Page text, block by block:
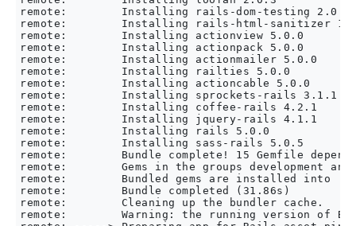
remote:        Installing rails-dom-testing 2.0.1
remote:        Installing rails-html-sanitizer
remote:        Installing actionview 5.0.0
remote:        Installing actionpack 5.0.0
remote:        Installing actionmailer 5.0.0
remote:        Installing railties 5.0.0
remote:        Installing actioncable 5.0.0
remote:        Installing sprockets-rails 3.1.1
remote:        Installing coffee-rails 4.2.1
remote:        Installing jquery-rails 4.1.1
remote:        Installing rails 5.0.0
remote:        Installing sass-rails 5.0.5
remote:        Bundle complete! 15 Gemfile
remote:        Gems in the groups development
remote:        Bundled gems are installed into ./
remote:        Bundle completed (31.86s)
remote:        Cleaning up the bundler cache.
remote:        Warning: the running version of